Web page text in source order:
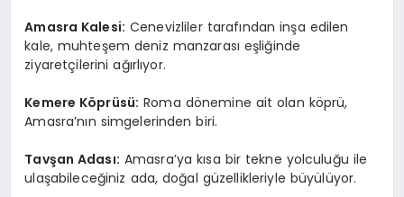
Amasra Kalesi: Cenevizliler tarafından inşa edilen
kale, muhteşem deniz manzarası eşliğinde
ziyaretçilerini ağırlıyor.
Kemere Köprüsü: Roma dönemine ait olan köprü,
Amasra’nın simgelerinden biri.
Tavşan Adası: Amasra’ya kısa bir tekne yolculuğu ile
ulaşabileceğiniz ada, doğal güzellikleriyle büyülüyor.